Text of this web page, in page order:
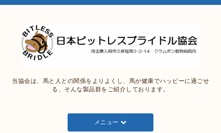
当協会は、馬と人との関係をよりよくし、馬が健康でハッピーに過ごせ
る、そんな製品群をご紹介しております。
メニュー